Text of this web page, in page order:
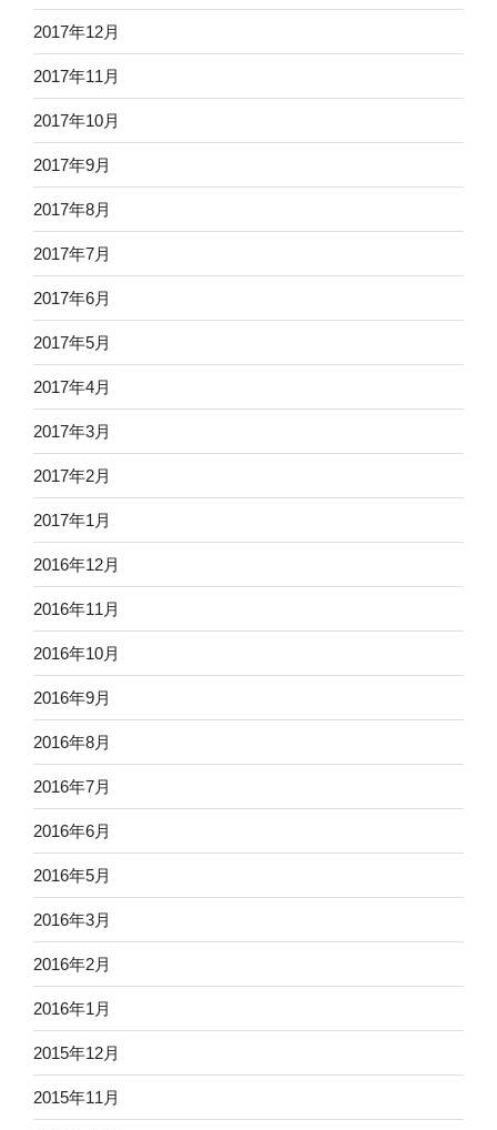
2017年12月
2017年11月
2017年10月
2017年9月
2017年8月
2017年7月
2017年6月
2017年5月
2017年4月
2017年3月
2017年2月
2017年1月
2016年12月
2016年11月
2016年10月
2016年9月
2016年8月
2016年7月
2016年6月
2016年5月
2016年3月
2016年2月
2016年1月
2015年12月
2015年11月